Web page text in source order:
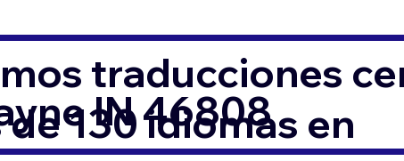
traducciones
de 130 idiomas en
IN 46808